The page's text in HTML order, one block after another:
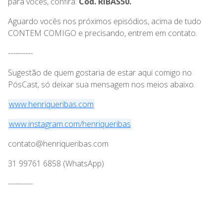
Aguardo vocês nos próximos episódios, acima de tudo
CONTEM COMIGO e precisando, entrem em contato.
----------
Sugestão de quem gostaria de estar aqui comigo no
PósCast, só deixar sua mensagem nos meios abaixo.
www.henriqueribas.com⁠
www.instagram.com/henriqueribas
contato@henriqueribas.com
31 99761 6858 (WhatsApp)
----------